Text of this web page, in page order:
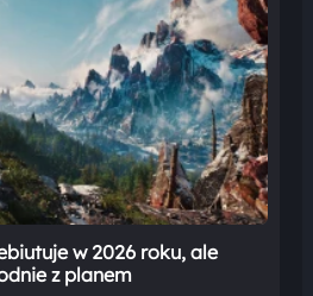
w 2026 roku, ale
z planem